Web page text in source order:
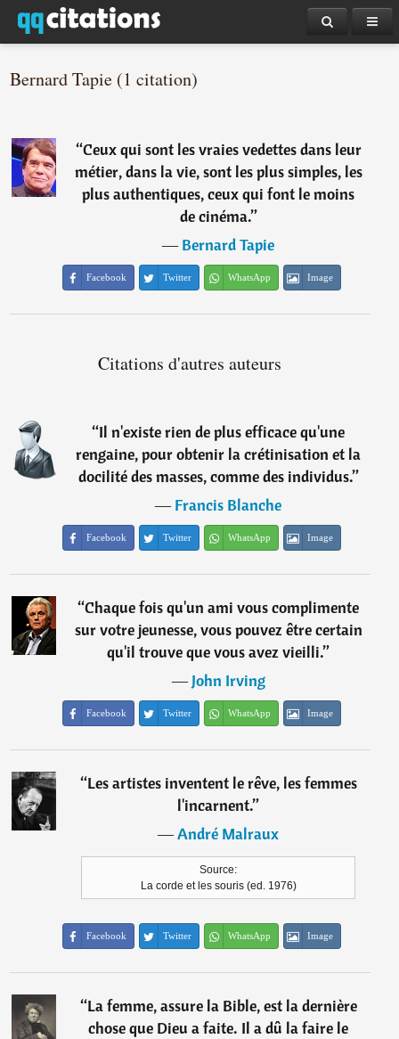
Bernard Tapie (1 citation)
“Ceux qui sont les vraies vedettes dans leur
métier, dans la vie, sont les plus simples, les
plus authentiques, ceux qui font le moins
de cinéma.”
―Bernard Tapie
Facebook Twitter WhatsApp Image
Citations d'autres auteurs
“Il n'existe rien de plus efficace qu'une
rengaine, pour obtenir la crétinisation et la
docilité des masses, comme des individus.”
―Francis Blanche
Facebook Twitter WhatsApp Image
“Chaque fois qu'un ami vous complimente
sur votre jeunesse, vous pouvez être certain
qu'il trouve que vous avez vieilli.”
―John Irving
Facebook Twitter WhatsApp Image
“Les artistes inventent le rêve, les femmes
l'incarnent.”
―André Malraux
Source:
La corde et les souris (ed. 1976)
Facebook Twitter WhatsApp Image
“La femme, assure la Bible, est la dernière
chose que Dieu a faite. Il a dû la faire le